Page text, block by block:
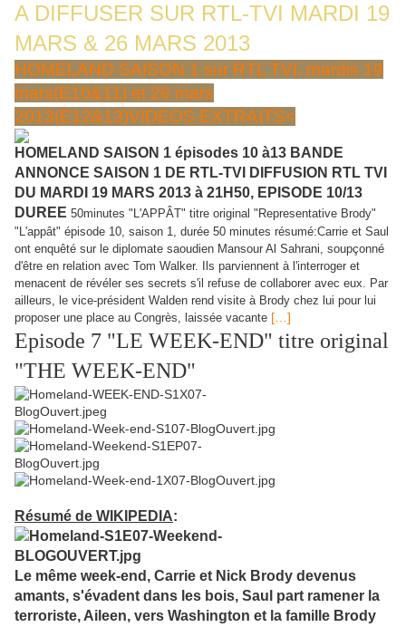
A DIFFUSER SUR RTL-TVI MARDI 19
MARS & 26 MARS 2013
HOMELAND SAISON 1 sur RTL TVI, mardis 19
mars(E10&11) et 26 mars
2013(E12&13)VIDEOS EXTRAITS<
HOMELAND SAISON 1 épisodes 10 à13 BANDE
ANNONCE SAISON 1 DE RTL-TVI DIFFUSION RTL TVI
DU MARDI 19 MARS 2013 à 21H50, EPISODE 10/13
DUREE 50minutes "L'APPÂT" titre original "Representative Brody"
"L'appât" épisode 10, saison 1, durée 50 minutes résumé:Carrie et Saul
ont enquêté sur le diplomate saoudien Mansour Al Sahrani, soupçonné
d'être en relation avec Tom Walker. Ils parviennent à l'interroger et
menacent de révéler ses secrets s'il refuse de collaborer avec eux. Par
ailleurs, le vice-président Walden rend visite à Brody chez lui pour lui
proposer une place au Congrès, laissée vacante […]
Episode 7 "LE WEEK-END" titre original
"THE WEEK-END"
Résumé de WIKIPEDIA:
Le même week-end, Carrie et Nick Brody devenus
amants, s'évadent dans les bois, Saul part ramener la
terroriste, Aileen, vers Washington et la famille Brody